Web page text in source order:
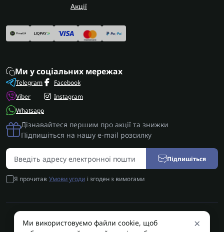
Акції
Ми у соціальних мережах
Telegram
Viber
Whatsapp
Facebook
Instagram
Дізнавайтеся першим про акції та знижки
Підпишіться на нашу e-mail розсилку
Підпишіться
Я прочитав Умови угоди і згоден з вимогами
AUTOSHIFT | Запчастини АКПП | Ремонт АКПП © 2026 ×
Ми використовуємо файли cookie, щоб